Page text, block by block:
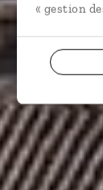
« gestion